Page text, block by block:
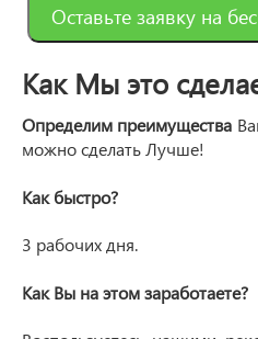
Оставьте заявку на
Как Мы это
Определим преимущества
можно сделать Лучше!
Как быстро?
3 рабочих дня.
Как Вы на этом заработаете?